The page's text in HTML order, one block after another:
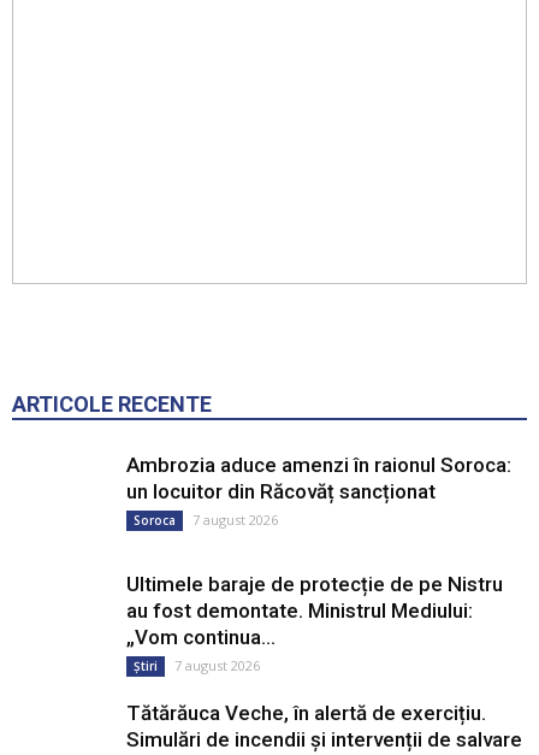
un locuitor din Răcovăț sancționat
Soroca 7 august 2026
au fost demontate. Ministrul Mediului:
„Vom continua...
Știri 7 august 2026
Simulări de incendii și intervenții de salvare
Soroca 7 august 2026